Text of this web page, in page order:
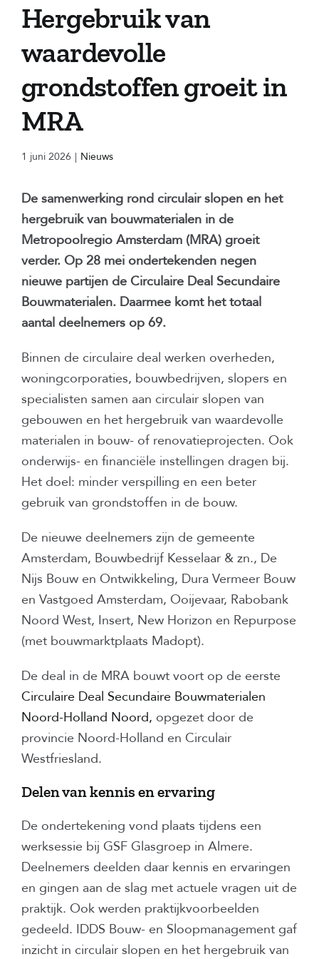
Hergebruik van
waardevolle
grondstoffen groeit in
MRA
1 juni 2026 | Nieuws
De samenwerking rond circulair slopen en het
hergebruik van bouwmaterialen in de
Metropoolregio Amsterdam (MRA) groeit
verder. Op 28 mei ondertekenden negen
nieuwe partijen de Circulaire Deal Secundaire
Bouwmaterialen. Daarmee komt het totaal
aantal deelnemers op 69.
Binnen de circulaire deal werken overheden,
woningcorporaties, bouwbedrijven, slopers en
specialisten samen aan circulair slopen van
gebouwen en het hergebruik van waardevolle
materialen in bouw- of renovatieprojecten. Ook
onderwijs- en financiële instellingen dragen bij.
Het doel: minder verspilling en een beter
gebruik van grondstoffen in de bouw.
De nieuwe deelnemers zijn de gemeente
Amsterdam, Bouwbedrijf Kesselaar & zn., De
Nijs Bouw en Ontwikkeling, Dura Vermeer Bouw
en Vastgoed Amsterdam, Ooijevaar, Rabobank
Noord West, Insert, New Horizon en Repurpose
(met bouwmarktplaats Madopt).
De deal in de MRA bouwt voort op de eerste
Circulaire Deal Secundaire Bouwmaterialen
Noord-Holland Noord, opgezet door de
provincie Noord-Holland en Circulair
Westfriesland.
Delen van kennis en ervaring
De ondertekening vond plaats tijdens een
werksessie bij GSF Glasgroep in Almere.
Deelnemers deelden daar kennis en ervaringen
en gingen aan de slag met actuele vragen uit de
praktijk. Ook werden praktijkvoorbeelden
gedeeld. IDDS Bouw- en Sloopmanagement gaf
inzicht in circulair slopen en het hergebruik van